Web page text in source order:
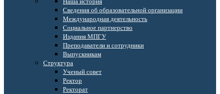
Сведения об образовательной организации
Международная деятельность
Социальное партнерство
Издания МПГУ
Преподаватели и сотрудники
Выпускникам
Структура
Ученый совет
Ректор
Ректорат